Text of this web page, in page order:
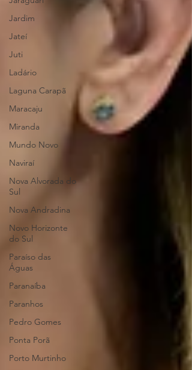
Jardim
Jateí
Juti
Ladário
Laguna Carapã
Maracaju
Miranda
Mundo Novo
Naviraí
Nova Alvorada do
Sul
Nova Andradina
Novo Horizonte
do Sul
Paraíso das
Águas
Paranaíba
Paranhos
Pedro Gomes
Ponta Porã
Porto Murtinho